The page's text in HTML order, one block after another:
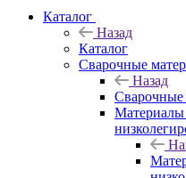
Каталог
Назад
Каталог
Сварочные
Назад
Сварочные
Материалы